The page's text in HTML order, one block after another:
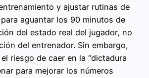
y ajustar rutinas de
aguantar los 90 minutos de
del estado real del jugador, no
del entrenador. Sin embargo,
riesgo de caer en la “dictadura
para mejorar los números